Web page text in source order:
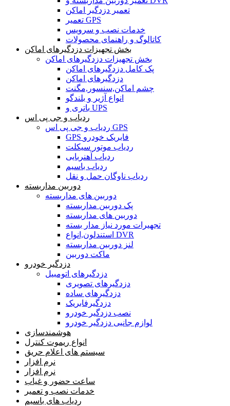
تعمیر دزدگیر اماکن
تعمیر GPS
خدمات نصب و سرویس
کاتالوگ و راهنمای محصولات
بخش تجهیزات دزدگیرهای اماکن
بخش تجهیزات دزدگیرهای اماکن
پک کامل دزدگیرهای اماکن
دزدگیرهای اماکن
چشم اماکن,سنسور,مگنت
انواع آژیر و بلندگو
باتری و UPS
ردیاب و جی پی اس
ردیاب و جی پی اس GPS
GPS فابریک خودرو
ردیاب موتور سیکلت
ردیاب آهنربایی
ردیاب باسیم
ردیاب ناوگان حمل و نقل
دوربین مداربسته
دوربین های مداربسته
پک دوربین مداربسته
دوربین های مداربسته
تجهیرات مورد نیاز مدار بسته
استندلون,انواع DVR
لنز دوربین مداربسته
ماکت دوربین
دزدگیر خودرو
دزدگیرهای اتومبیل
دزدگیرهای تصویری
دزدگیرهای ساده
دزدگیرفابریک
نصب دزدگیر خودرو
لوازم جانبی دزدگیر خودرو
هوشمندسازی
انواع ریموت کنترل
سیستم های اعلام حریق
نرم افزار
نرم افزار
ساعت حضور و غیاب
خدمات نصب و تعمیر
ردیاب های باسیم